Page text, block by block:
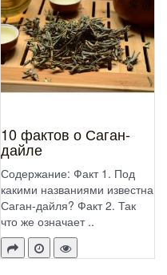
10 фактов о Саган-
дайле
Содержание: Факт 1. Под
какими названиями известна
Саган-дайля? Факт 2. Так
что же означает ..